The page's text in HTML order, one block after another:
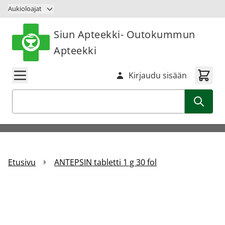
Siirry sisältöön
Aukioloajat
Siun Apteekki- Outokummun
Apteekki
Kirjaudu sisään
Etusivu ANTEPSIN tabletti 1 g 30 fol